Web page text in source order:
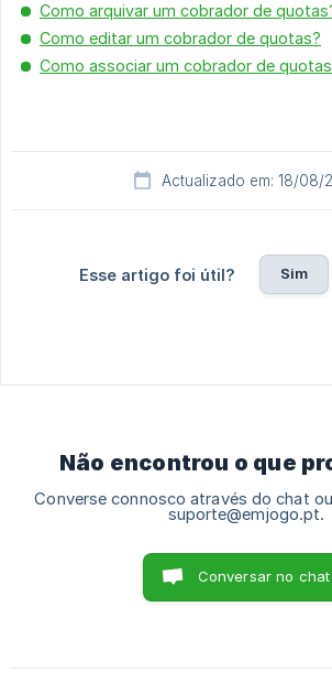
Como arquivar um cobrador de
Como editar um cobrador de quotas?
Como associar um cobrador de
Actualizado em: 18/08/
Esse artigo foi útil? Sim
Não encontrou o que
Converse connosco através do chat
suporte@emjogo.pt.
Conversar no chat